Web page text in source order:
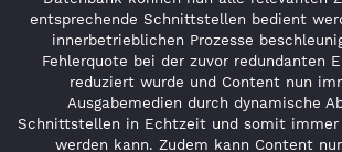
entsprechende Schnittstellen bedient
innerbetrieblichen Prozesse
Fehlerquote bei der zuvor redundanten
reduziert wurde und Content nun
Ausgabemedien durch dynamische
Schnittstellen in Echtzeit und somit
werden kann. Zudem kann Content